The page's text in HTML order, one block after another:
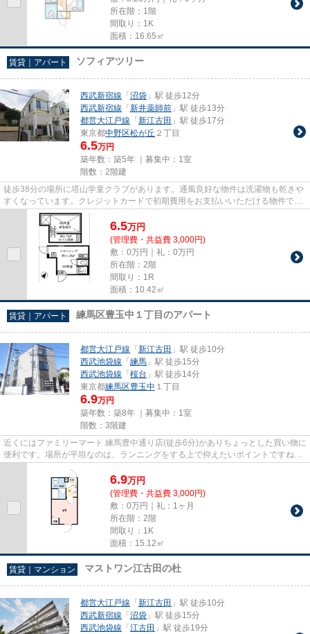
所在階：1階
間取り：1K
面積：16.65㎡
賃貸｜アパート ソフィアツリー
西武新宿線 「 沼袋 」駅 徒歩12分
西武新宿線 「 新井薬師前 」駅 徒歩13分
都営大江戸線 「 新江古田 」駅 徒歩17分
東京都中野区松が丘 ２丁目
6.5万円
築年数：築5年 ｜募集中： 1室
階数：2階建
徒歩38分の場所に塔山学童クラブがあります。通風良好な物件は洗濯物も乾きや
すくなっています。クレジットカードで初期費用をお支払いいただける物件で
す。電車でのアクセスを快適な...
6.5万円
(管理費・共益費 3,000円)
敷：0万円｜礼：0万円
所在階：2階
間取り：1R
面積：10.42㎡
賃貸｜アパート 練馬区豊玉中１丁目のアパート
都営大江戸線 「 新江古田 」駅 徒歩10分
西武池袋線 「 練馬 」駅 徒歩15分
西武池袋線 「 桜台 」駅 徒歩14分
東京都練馬区豊玉中 １丁目
6.9万円
築年数：築8年 ｜募集中： 1室
階数：3階建
近くにはファミリーマート 練馬豊中通り店(徒歩6分)がありちょっとした買い物に
便利です。場所が平坦なのは、ランニングをする上で抑えたいポイントですね。
6.9万円
(管理費・共益費 3,000円)
敷：0万円｜礼：1ヶ月
所在階：2階
間取り：1K
面積：15.12㎡
賃貸｜マンション マストワン江古田の杜
都営大江戸線 「 新江古田 」駅 徒歩10分
西武新宿線 「 沼袋 」駅 徒歩15分
西武池袋線 「 江古田 」駅 徒歩19分